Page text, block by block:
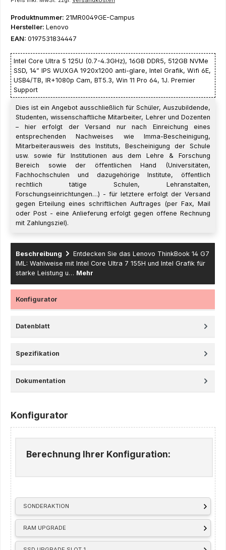
Produktnummer: 21MR0049GE-Campus
Hersteller: Lenovo
EAN: 0197531834447
Intel Core Ultra 5 125U (0.7-4.3GHz), 16GB DDR5, 512GB NVMe
SSD, 14” IPS WUXGA 1920x1200 anti-glare, Intel Grafik, Wifi 6E,
USB4/TB, IR+1080p Cam, BT5.3, Win 11 Pro 64, 1J. Premier
Support
Dies ist ein Angebot ausschließlich für Schüler, Auszubildende,
Studenten, wissenschaftliche Mitarbeiter, Lehrer und Dozenten
– hier erfolgt der Versand nur nach Einreichung eines
entsprechenden Nachweises wie Imma-Bescheinigung,
Mitarbeiterausweis des Instituts, Bescheinigung der Schule
usw. sowie für Institutionen aus dem Lehre & Forschung
Bereich sowie der öffentlichen Hand (Universitäten,
Fachhochschulen und dazugehörige Institute, öffentlich
rechtlich tätige Schulen, Lehranstalten,
Forschungseinrichtungen…) - für letztere erfolgt der Versand
gegen Erteilung eines schriftlichen Auftrages (per Fax, Mail
oder Post - eine Anlieferung erfolgt gegen offene Rechnung
mit Zahlungsziel).
Beschreibung
Entdecken Sie das Lenovo ThinkBook 14 G7
IML: Wahlweise mit Intel Core Ultra 7 155H und Intel Grafik für
starke Leistung u… Mehr
Konfigurator
Datenblatt
Spezifikation
Dokumentation
Konfigurator
SONDERAKTION
RAM UPGRADE
Berechnung Ihrer Konfiguration: